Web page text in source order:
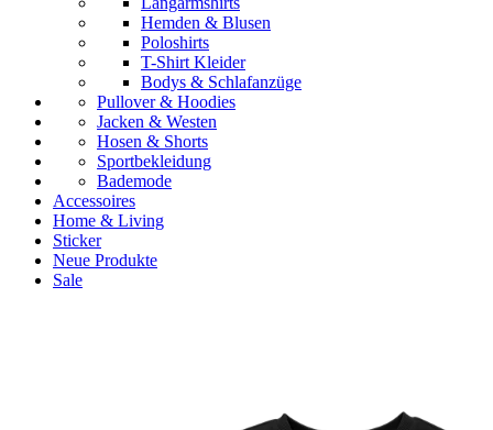
Hemden & Blusen
Poloshirts
T-Shirt Kleider
Bodys & Schlafanzüge
Pullover & Hoodies
Jacken & Westen
Hosen & Shorts
Sportbekleidung
Bademode
Accessoires
Home & Living
Sticker
Neue Produkte
Sale